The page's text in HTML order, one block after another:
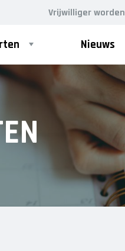
Vrijwilliger worden
Nieuws